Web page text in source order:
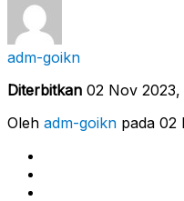
adm-goikn
Diterbitkan 02 Nov 2023,
Oleh adm-goikn pada 02